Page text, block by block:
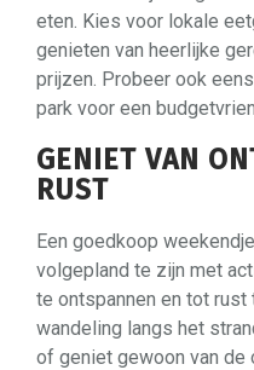
eten. Kies voor lokale
genieten van heerlijke
prijzen. Probeer ook
park voor een
GENIET VAN
RUST
Een goedkoop
volgepland te zijn met
te ontspannen en tot rust
wandeling langs het
of geniet gewoon van de